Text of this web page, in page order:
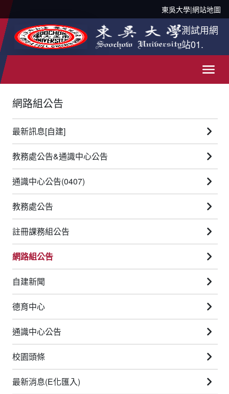
東吳大學|網站地圖
測試用網
站01.
網路組公告
最新訊息[自建]
教務處公告&通識中心公告
通識中心公告(0407)
教務處公告
註冊課務組公告
網路組公告
自建新聞
德育中心
通識中心公告
校園頭條
最新消息(E化匯入)